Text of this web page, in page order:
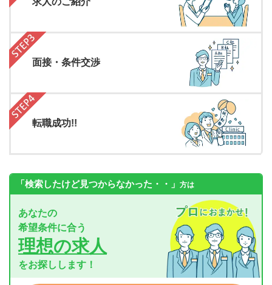
面接・条件交渉
転職成功!!
「検索したけど見つからなかった・・」 方は
あなたの
希望条件に合う
理想の求人
をお探しします！